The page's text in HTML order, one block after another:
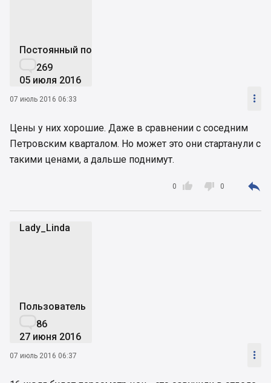
Постоянный пользователь
269
05 июля 2016
07 июль 2016 06:33 
Цены у них хорошие. Даже в сравнении с соседним
Петровским кварталом. Но может это они стартанули с
такими ценами, а дальше поднимут.

0  0 
Lady_Linda
Пользователь
86
27 июня 2016
07 июль 2016 06:37 